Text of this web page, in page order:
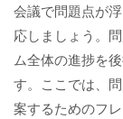
会議で問題点が
応しましょう。
ム全体の進捗を
す。ここでは、
案するためのフ